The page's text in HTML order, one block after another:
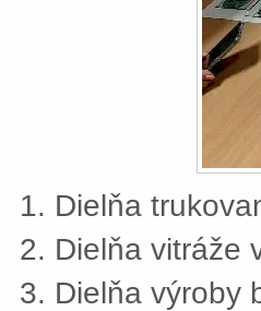
Dielňa
Dielňa vitráže
Dielňa výroby